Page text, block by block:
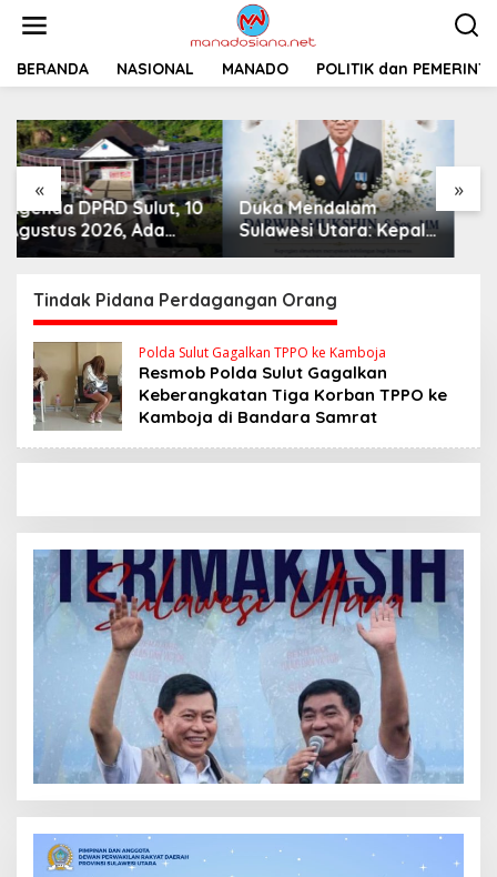
t
BERANDA NASIONAL MANADO POLITIK dan
« »
Duka Mendalam
Sulawesi Utara: Kepala
Dinas Perkebunan
Meninggal Dunia
Pemprov Sulut
Siapkan 2 Opsi
Perbaiki Jalan
Salibabu Talaud: Lewat
APBD atau PSN
Tindak Pidana Perdagangan Orang
Polda Sulut Gagalkan TPPO ke Kamboja
Resmob Polda Sulut Gagalkan
Keberangkatan Tiga Korban TPPO ke
Kamboja di Bandara Samrat